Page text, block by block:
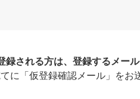
される方は、登録するメー
に「仮登録確認メール」を